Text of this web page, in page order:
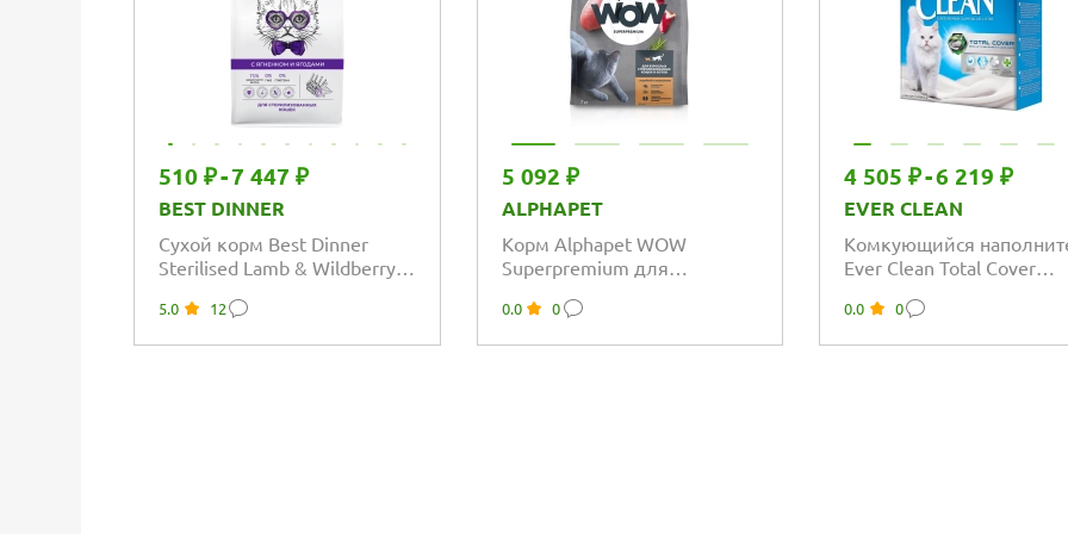
510 ₽-7 447 ₽
BEST DINNER
Сухой корм Best Dinner
Sterilised Lamb & Wildberry
кошек всех...
5.0 12
5 092 ₽
ALPHAPET
Корм Alphapet WOW
Superpremium для
кошек и котов с индейкой
и...
0.0 0
4 505 ₽-6 219 ₽
EVER CLEAN
Комкующийся
Ever Clean Total Cover
0.0 0